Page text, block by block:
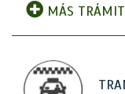
MÁS